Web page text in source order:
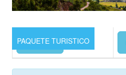
PAQUETE TURISTICO
Precios